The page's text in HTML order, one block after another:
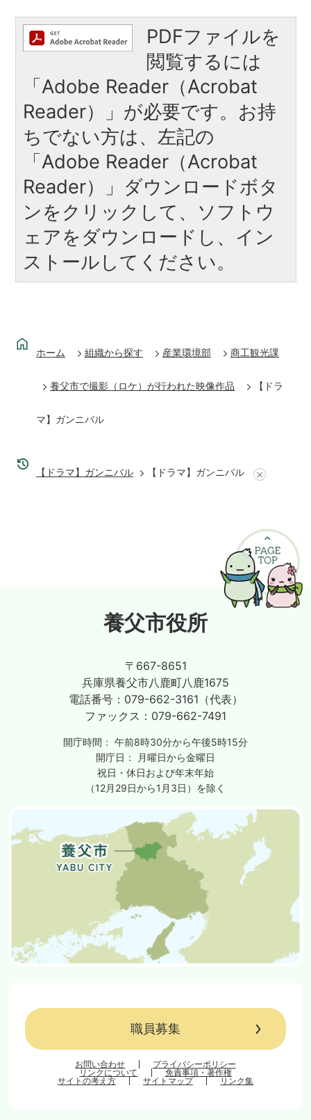
PDFファイルを
閲覧するには
「Adobe Reader（Acrobat
Reader）」が必要です。お持
ちでない方は、左記の
「Adobe Reader（Acrobat
Reader）」ダウンロードボタ
ンをクリックして、ソフトウ
ェアをダウンロードし、イン
ストールしてください。
ホーム 組織から探す 産業環境部 商工観光課
養父市で撮影（ロケ）が行われた映像作品 【ドラ
マ】ガンニバル
【ドラマ】ガンニバル 【ドラマ】ガンニバル
養父市役所
〒667-8651
兵庫県養父市八鹿町八鹿1675
電話番号： 079-662-3161（代表）
ファックス： 079-662-7491
開庁時間： 午前8時30分から午後5時15分
開庁日：
月曜日から金曜日
祝日・休日および年末年始
（12月29日から1月3日）を除く
職員募集
お問い合わせ
プライバシーポリシー
リンクについて
免責事項・著作権
サイトの考え方
サイトマップ リンク集